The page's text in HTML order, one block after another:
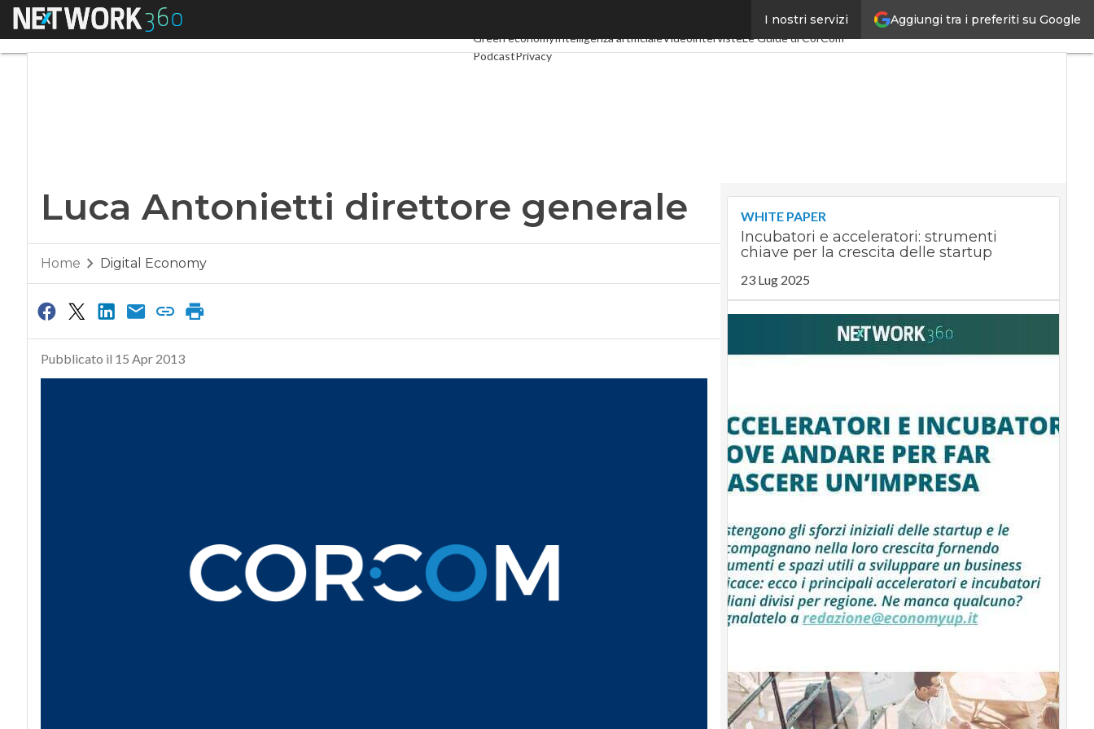
Aggiungi tra i preferiti su Google
I nostri servizi
Menu SpacEconomyPA Digitale
Green economyIntelligenza artificialeVideointervisteLe Guide di CorCom
PodcastPrivacy
Luca Antonietti direttore generale
Home Digital Economy
Pubblicato il 15 Apr 2013
WHITE PAPER
Incubatori e acceleratori: strumenti
chiave per la crescita delle startup
23 Lug 2025